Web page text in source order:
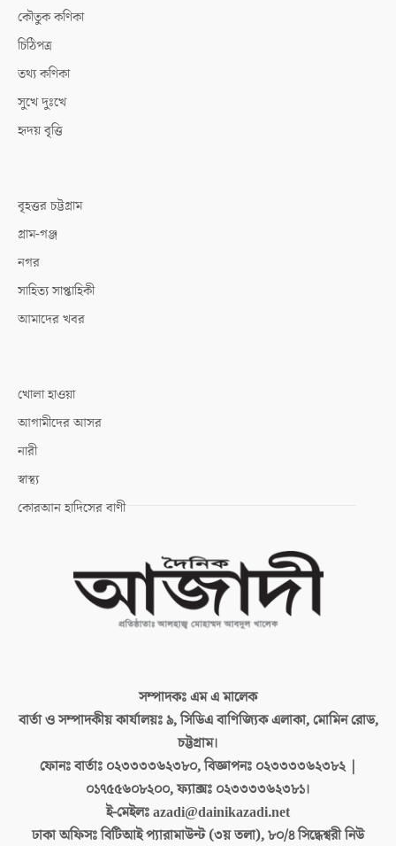
কৌতুক কণিকা
চিঠিপত্র
তথ্য কণিকা
সুখে দুঃখে
হৃদয় বৃত্তি
বৃহত্তর চট্টগ্রাম
গ্রাম-গঞ্জ
নগর
সাহিত্য সাপ্তাহিকী
আমাদের খবর
খোলা হাওয়া
আগামীদের আসর
নারী
স্বাস্থ্য
কোরআন হাদিসের বাণী
সম্পাদকঃএম এ মালেক
বার্তা ও সম্পাদকীয় কার্যালয়ঃ৯, সিডিএ বাণিজ্যিক এলাকা, মোমিন রোড,
চট্টগ্রাম।
ফোনঃ বার্তাঃ ০২৩৩৩৩৬২৩৮০, বিজ্ঞাপনঃ ০২৩৩৩৩৬২৩৮২ |
০১৭৫৫৬০৮২০০, ফ্যাক্সঃ ০২৩৩৩৩৬২৩৮১।
ই-মেইলঃazadi@dainikazadi.net
ঢাকা অফিসঃবিটিআই প্যারামাউন্ট (৩য় তলা), ৮০/৪ সিদ্ধেশ্বরী নিউ